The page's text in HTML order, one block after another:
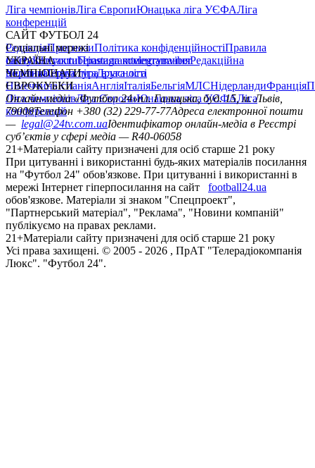
Ліга чемпіонівЛіга ЄвропиЮнацька ліга УЄФАЛіга
конференцій
САЙТ ФУТБОЛ 24
РедакціяПрогнозиПолітика конфіденційностіПравила
сайтуКонтактиПравила коментуванняРедакційна
політикаСтруктура власності
Соціальні мережі
facebookxyoutubeinstagramtelegramviber
УКРАЇНА
УкраїнаПерша лігаДруга ліга
ЧЕМПІОНАТИ
НімеччинаІспаніяАнгліяІталіяБельгіяМЛСНідерландиФранція
ЄВРОКУБКИ
Ліга чемпіонівЛіга ЄвропиЮнацька ліга УЄФАЛіга
конференцій
Онлайн-медіа «Футбол 24»пл. Галицька, буд. 15, м. Львів,
79008Телефон +380 (32) 229-77-77Адреса електронної пошти
— legal@24tv.com.uaІдентифікатор онлайн-медіа в Реєстрі
суб’єктів у сфері медіа — R40-06058
21+Матеріали сайту призначені для осіб старше 21 року
При цитуванні і використанні будь-яких матеріалів посилання
на "Футбол 24" обов'язкове. При цитуванні і використанні в
мережі Інтернет гіперпосилання на сайт
football24.ua
обов'язкове. Матеріали зі знаком "Спецпроект",
"Партнерський матеріал", "Реклама", "Новини компаній"
публікуємо на правах реклами.
21+Матеріали сайту призначені для осіб старше 21 року
Усi права захищенi. © 2005 - 2026 , ПрАТ "Телерадіокомпанія
Люкс". "Футбол 24".